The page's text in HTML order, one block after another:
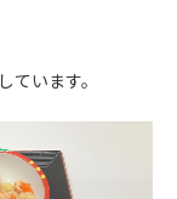
います。